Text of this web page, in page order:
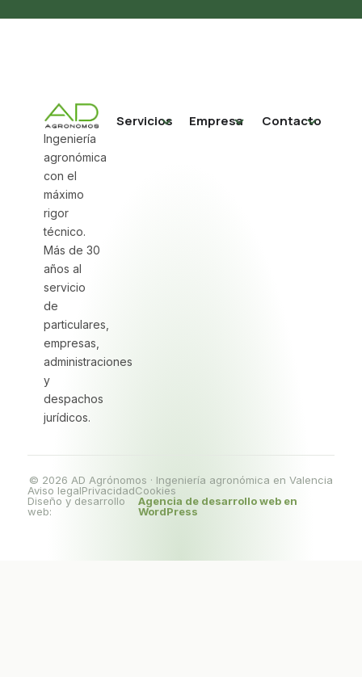
Ingeniería
agronómica
con el
máximo
rigor
técnico.
Más de 30
años al
servicio
de
particulares,
empresas,
administraciones
y
despachos
jurídicos.
Servicios Empresa Contacto
© 2026 AD Agrónomos · Ingeniería agronómica en Valencia
Aviso legalPrivacidadCookies
Diseño y desarrollo
web:
Agencia de desarrollo web en
WordPress